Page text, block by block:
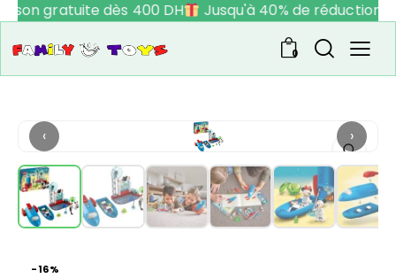
gratuite dès 400 DH Jusqu'à 40% de réduction
0
‹ ›
-16%